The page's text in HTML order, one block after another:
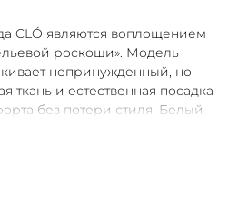
CLÓ являются воплощением
роскоши». Модель
непринужденный, но
ткань и естественная посадка
без потери стиля. Белый
Такая рубашка легко